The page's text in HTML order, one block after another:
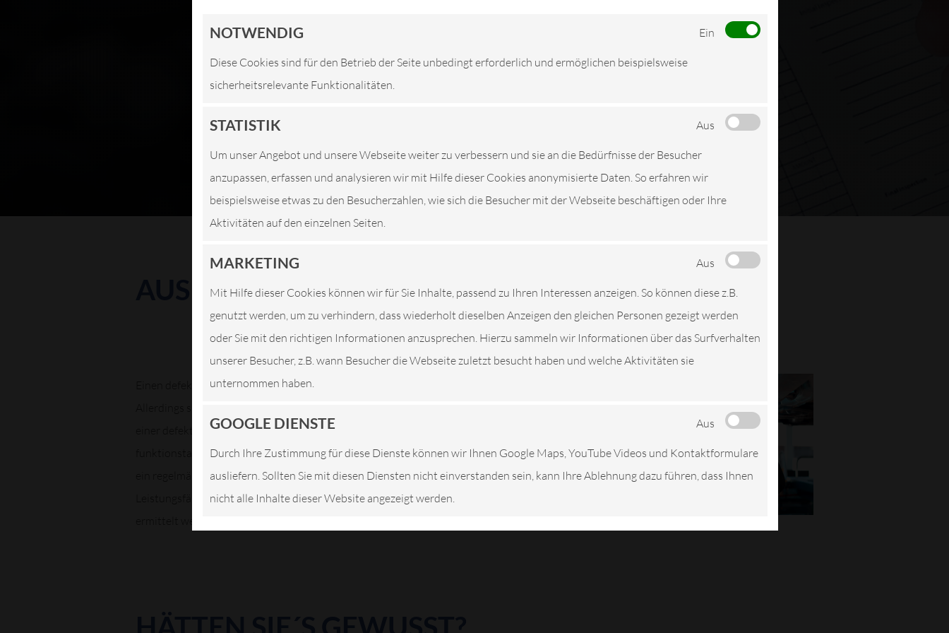
AUSPUFFDIENST
Einen defekten Auspuff hören auch Laien. Der Weg zu einer Fachwerkstatt ist unumgänglich.
einer defekten Auspuffanlage. Einen erhöhten Kraftstoffverbrauch infolge eines nicht voll
funktionstauglichen Schalldämpfers hingegen nehmen die Wenigsten sofort wahr. Daher ist
ein regelmäßiger Check ratsam und Vorsorge besser als Nachsicht. Die volle
Leistungsfähigkeit bspw. des Katalysators kann nur mit spezieller Werkstattausrüstung
NOTWENDIG Ein
Diese Cookies sind für den Betrieb der Seite unbedingt erforderlich und ermöglichen beispielsweise
sicherheitsrelevante Funktionalitäten.
STATISTIK Aus
Um unser Angebot und unsere Webseite weiter zu verbessern und sie an die Bedürfnisse der Besucher
anzupassen, erfassen und analysieren wir mit Hilfe dieser Cookies anonymisierte Daten. So erfahren wir
beispielsweise etwas zu den Besucherzahlen, wie sich die Besucher mit der Webseite beschäftigen oder Ihre
Aktivitäten auf den einzelnen Seiten.
MARKETING Aus
Mit Hilfe dieser Cookies können wir für Sie Inhalte, passend zu Ihren Interessen anzeigen. So können diese z.B.
genutzt werden, um zu verhindern, dass wiederholt dieselben Anzeigen den gleichen Personen gezeigt werden
oder Sie mit den richtigen Informationen anzusprechen. Hierzu sammeln wir Informationen über das Surfverhalten
unserer Besucher, z.B. wann Besucher die Webseite zuletzt besucht haben und welche Aktivitäten sie
unternommen haben.
GOOGLE DIENSTE Aus
Durch Ihre Zustimmung für diese Dienste können wir Ihnen Google Maps, YouTube Videos und Kontaktformulare
ausliefern. Sollten Sie mit diesen Diensten nicht einverstanden sein, kann Ihre Ablehnung dazu führen, dass Ihnen
nicht alle Inhalte dieser Website angezeigt werden.